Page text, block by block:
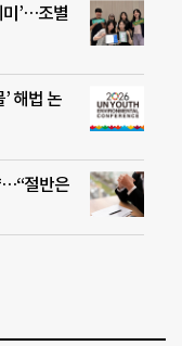
미’…조별
해법 논
…“절반은